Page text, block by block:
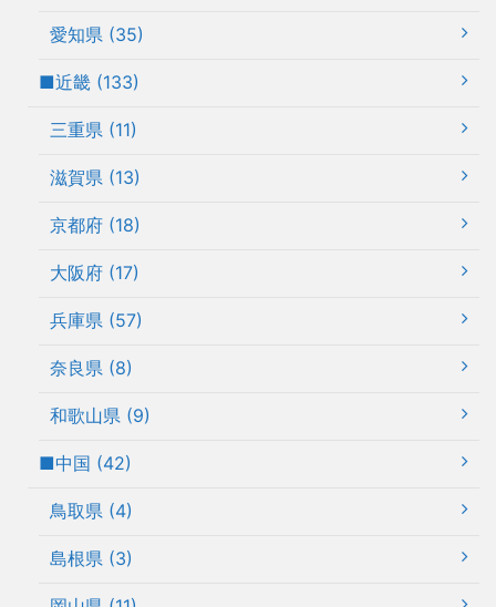
愛知県 (35)
■近畿 (133)
三重県 (11)
滋賀県 (13)
京都府 (18)
大阪府 (17)
兵庫県 (57)
奈良県 (8)
和歌山県 (9)
■中国 (42)
鳥取県 (4)
島根県 (3)